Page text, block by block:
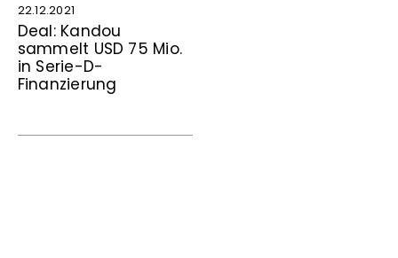
22.12.2021
Deal: Kandou
sammelt USD 75 Mio.
in Serie-D-
Finanzierung